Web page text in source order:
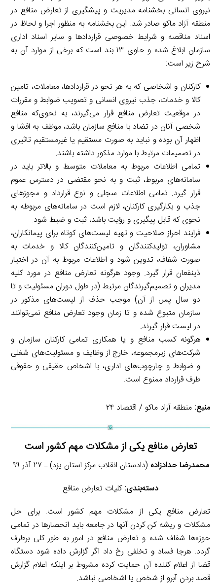
نیروی انسانی بخشنامه مدیریت و پیشگیری از تعارض منافع در
منطقه آزاد ماکو صادر شد. این بخشنامه به منظور اجرا و لحاظ در
اسناد مناقصه و شرایط خصوصی قراردادها و سایر اسناد اداری
سازمان ابلاغ شده و حاوی ۱۳ بند است که برخی از موارد آن به
شرح زیر است:
کارکنان و اشخاصی که به هر نحو در قراردادها، معاملات، تامین
کالا و خدمات، جذب نیروی انسانی و تصویب ضوابط و مقررات
در موقعیت تعارض منافع قرار می‌گیرند، به نحوی‌که منافع
شخصی آنان در تضاد با منافع سازمان باشد، موظف به افشا و
اظهار آن بوده و نباید به صورت مستقیم یا غیرمستقیم تاثیری
در تصمیمات مرتبط با موارد مذکور داشته باشند.
تمامی اطلاعات مربوط به معاملات متوسط و بالاتر باید در
سامانه‌های مربوط، ثبت و به نحو مقتضی در دسترس عموم
قرار گیرد. تمامی اطلاعات سجلی و نوع قرارداد و مجوزهای
جذب و بکارگیری کارکنان، لازم است در سامانه‌های مربوطه به
نحوی که قابل پیگیری و رؤیت باشد، ثبت و ضبط شود.
فرایند احراز صلاحیت و تهیه لیست‌های کوتاه برای پیمانکاران،
مشاوران، تولیدکنندگان و تامین‌کنندگان کالا و خدمات به
صورت شفاف، تدوین شود و اطلاعات مربوط به آن در اختیار
ذینفعان قرار گیرد. وجود هرگونه تعارض منافع در مورد کلیه
مدیران و تصمیم‌گیرندگان مرتبط (در طول دوران مسئولیت و تا
دو سال پس از آن) موجب حذف از لیست‌های مذکور در
سازمان متبوع شده و تا زمان وجود تعارض منافع نمی‌توانند
در لیست قرار گیرند.
هرگونه کسب منافع و یا همکاری تمامی کارکنان سازمان و
شرکت‌های زیرمجموعه، خارج از وظایف و مسئولیت‌های شغلی
و ضوابط و چارچوب‌های اداری، با اشخاص حقیقی و حقوقی
طرف قرارداد ممنوع است.
منبع: منطقه آزاد ماکو / اقتصاد ۲۴
تعارض منافع یکی از مشکلات مهم کشور است
محمدرضا حدادزاده (دادستان انقلاب مرکز استان یزد) ـ ۲۷ آذر ۹۹
دسته‌بندی:کلیات تعارض منافع
تعارض منافع یکی از مشکلات مهم کشور است. برای حل
مشکلات و ریشه کن کردن آنها در جامعه باید انحصارها در تمامی
حوزه‌ها شفاف شده و تعارض منافع در امور به طور کلی برطرف
گردد. هرجا فساد و تخلفی رخ داد اگر گزارش داده شود دستگاه
قضا از اعلام کننده آن حمایت کرده مشروط بر اینکه اعلام گزارش
قصد بردن آبرو از شخص یا اشخاصی نباشد.